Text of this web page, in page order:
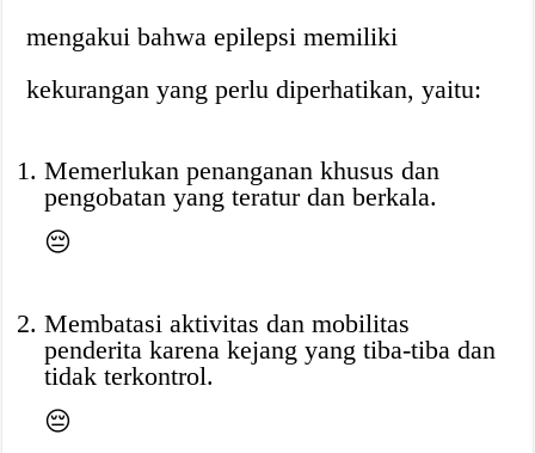
mengakui bahwa epilepsi memiliki
kekurangan yang perlu diperhatikan, yaitu:
Memerlukan penanganan khusus dan
pengobatan yang teratur dan berkala.
😔
Membatasi aktivitas dan mobilitas
penderita karena kejang yang tiba-tiba dan
tidak terkontrol.
😔